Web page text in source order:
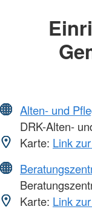
Alten- und
DRK-Alten-
Karte: Link
Karte: Link